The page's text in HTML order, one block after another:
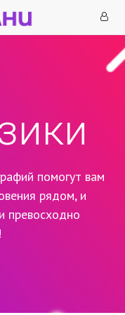
помогут вам
рядом, и
превосходно